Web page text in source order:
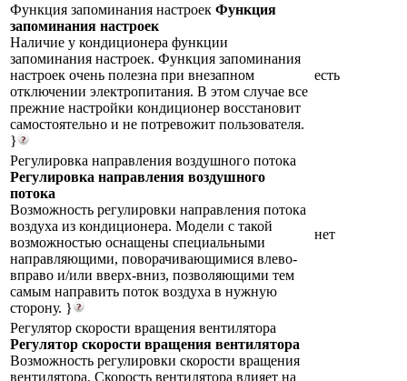
Функция запоминания настроек Функция
запоминания настроек
Наличие у кондиционера функции
запоминания настроек. Функция запоминания
настроек очень полезна при внезапном
отключении электропитания. В этом случае все
прежние настройки кондиционер восстановит
самостоятельно и не потревожит пользователя.
}
есть
Регулировка направления воздушного потока
Регулировка направления воздушного
потока
Возможность регулировки направления потока
воздуха из кондиционера. Модели с такой
возможностью оснащены специальными
направляющими, поворачивающимися влево-
вправо и/или вверх-вниз, позволяющими тем
самым направить поток воздуха в нужную
сторону. }
нет
Регулятор скорости вращения вентилятора
Регулятор скорости вращения вентилятора
Возможность регулировки скорости вращения
вентилятора. Скорость вентилятора влияет на